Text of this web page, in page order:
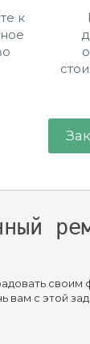
к
своим
вам с этой